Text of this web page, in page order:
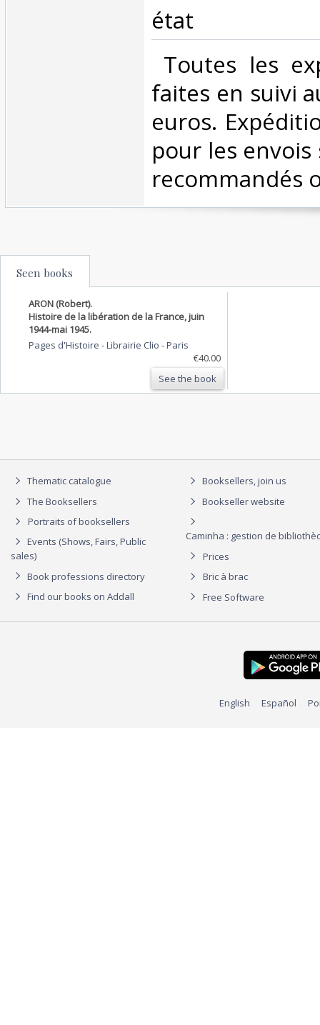
état ‎
Toutes les
faites en suivi
euros.
pour les envois
recommandés
Seen books
ARON (Robert).
Histoire de la libération de la France, juin
1944-mai 1945.
Pages d'Histoire - Librairie Clio -Paris
€40.00
See the book
Thematic catalogue
The Booksellers
Portraits of booksellers
Events (Shows, Fairs, Public
sales)
Book professions directory
Find our books on Addall
Booksellers, join us
Bookseller website
Caminha : gestion de
Prices
Bric à brac
Free Software
English Español